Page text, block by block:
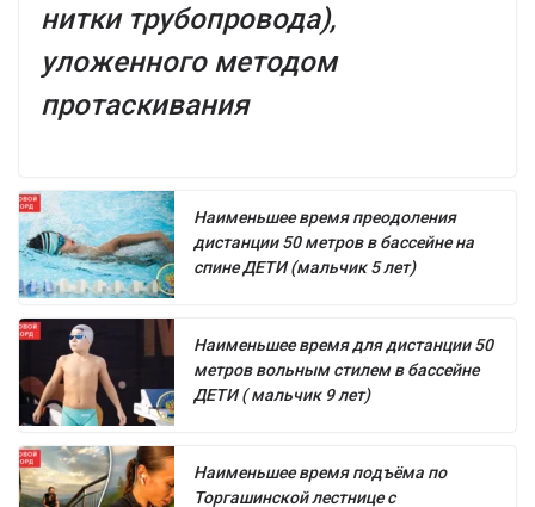
нитки трубопровода),
уложенного методом
протаскивания
Наименьшее время преодоления
дистанции 50 метров в бассейне на
спине ДЕТИ (мальчик 5 лет)
Наименьшее время для дистанции 50
метров вольным стилем в бассейне
ДЕТИ ( мальчик 9 лет)
Наименьшее время подъёма по
Торгашинской лестнице с